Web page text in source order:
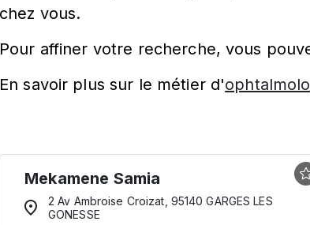
chez vous.
Pour affiner votre recherche, vous
En savoir plus sur le métier d'
Mekamene Samia
2 Av Ambroise Croizat, 95140 GARGES LES
GONESSE